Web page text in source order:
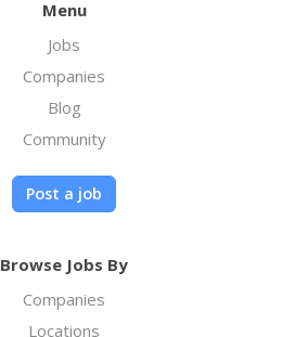
Menu
Jobs
Companies
Blog
Community
Post a job
Browse Jobs By
Companies
Locations